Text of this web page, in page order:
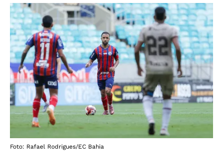
Foto: Rafael Rodrigues/EC Bahia